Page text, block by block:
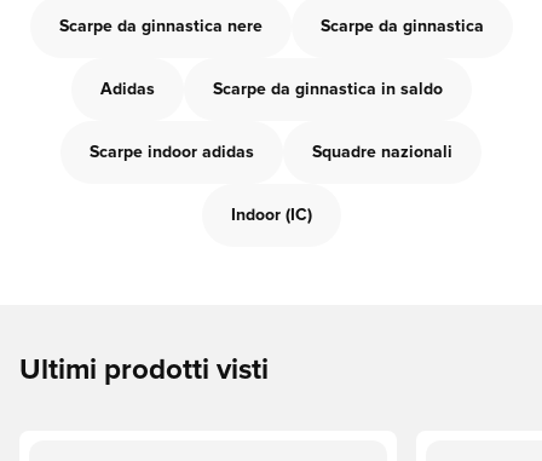
Scarpe da ginnastica nere Scarpe da ginnastica
Adidas Scarpe da ginnastica in saldo
Scarpe indoor adidas Squadre nazionali
Indoor (IC)
Ultimi prodotti visti